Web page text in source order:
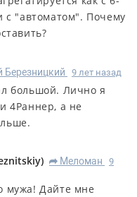
с "автоматом". Почему
Березницкий 9 лет назад
большой. Лично я
4Раннер, а не
) R Меломан
9
мужа! Дайте мне